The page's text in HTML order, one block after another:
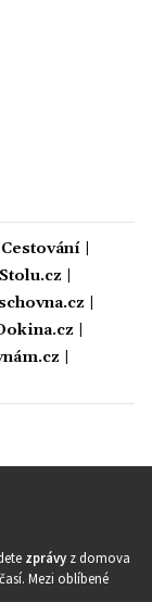
Cestování|
zprávy z domova
Mezi oblíbené